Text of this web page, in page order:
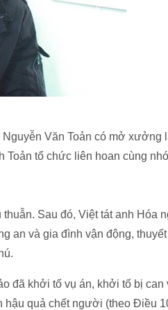
Văn Toản có mở xưởng
Toản tổ chức liên hoan cùng
Sau đó, Việt tát anh Hóa
an và gia đình vận động, thuyết
đã khởi tố vụ án, khởi tố bị can
hậu quả chết người (theo Điều